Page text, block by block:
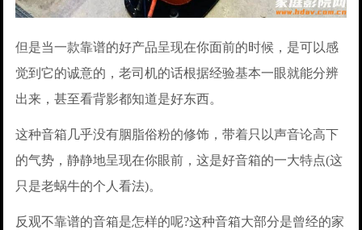
但是当一款靠谱的好产品呈现在你面前的时候，是可以感
觉到它的诚意的，老司机的话根据经验基本一眼就能分辨
出来，甚至看背影都知道是好东西。
这种音箱几乎没有胭脂俗粉的修饰，带着只以声音论高下
的气势，静静地呈现在你眼前，这是好音箱的一大特点(这
只是老蜗牛的个人看法)。
反观不靠谱的音箱是怎样的呢?这种音箱大部分是曾经的家